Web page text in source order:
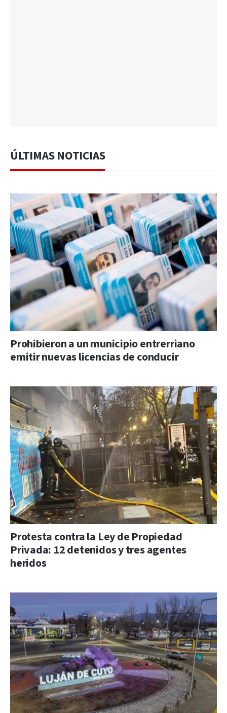
ÚLTIMAS NOTICIAS
Prohibieron a un municipio entrerriano
emitir nuevas licencias de conducir
Protesta contra la Ley de Propiedad
Privada: 12 detenidos y tres agentes
heridos